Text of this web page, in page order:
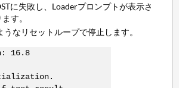
に失敗し、Loaderプロンプトが表示さ
す。
うなリセットループで停止します。
16.8